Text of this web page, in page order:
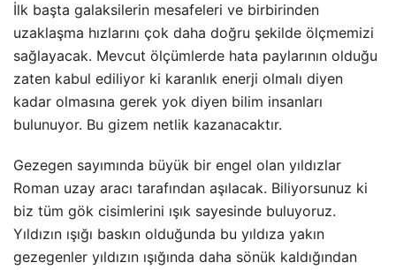
İlk başta galaksilerin mesafeleri ve birbirinden
uzaklaşma hızlarını çok daha doğru şekilde ölçmemizi
sağlayacak. Mevcut ölçümlerde hata paylarının olduğu
zaten kabul ediliyor ki karanlık enerji olmalı diyen
kadar olmasına gerek yok diyen bilim insanları
bulunuyor. Bu gizem netlik kazanacaktır.
Gezegen sayımında büyük bir engel olan yıldızlar
Roman uzay aracı tarafından aşılacak. Biliyorsunuz ki
biz tüm gök cisimlerini ışık sayesinde buluyoruz.
Yıldızın ışığı baskın olduğunda bu yıldıza yakın
gezegenler yıldızın ışığında daha sönük kaldığından